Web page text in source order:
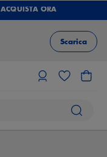
ORA
Scarica